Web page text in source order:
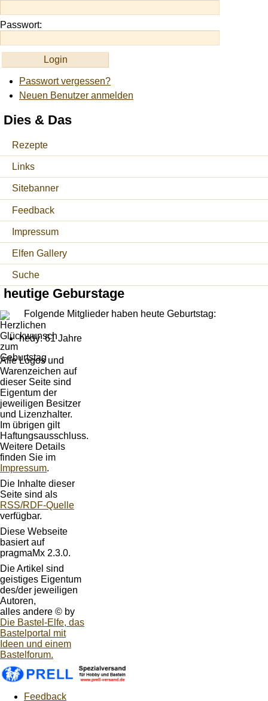
Passwort:
Passwort vergessen?
Neuen Benutzer anmelden
Dies & Das
Rezepte
Links
Sitebanner
Feedback
Impressum
Elfen Gallery
Suche
heutige Geburstage
Folgende Mitglieder haben heute Geburtstag:
hedy: 61 Jahre
Alle Logos und
Warenzeichen auf
dieser Seite sind
Eigentum der
jeweiligen Besitzer
und Lizenzhalter.
Im übrigen gilt
Haftungsausschluss.
Weitere Details
finden Sie im
Impressum.
Die Inhalte dieser
Seite sind als
RSS/RDF-Quelle
verfügbar.
Diese Webseite
basiert auf
pragmaMx 2.3.0.
Die Artikel sind
geistiges Eigentum
des/der jeweiligen
Autoren,
alles andere © by
Die Bastel-Elfe, das
Bastelportal mit
Ideen und einem
Bastelforum.
Feedback